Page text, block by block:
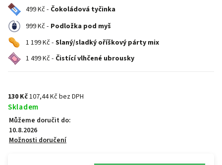
499 Kč - Čokoládová tyčinka
999 Kč - Podložka pod myš
1 199 Kč - Slaný/sladký oříškový párty mix
1 499 Kč - Čistící vlhčené ubrousky
130 Kč107,44 Kč bez DPH
Skladem
Můžeme doručit do:
10.8.2026
Možnosti doručení